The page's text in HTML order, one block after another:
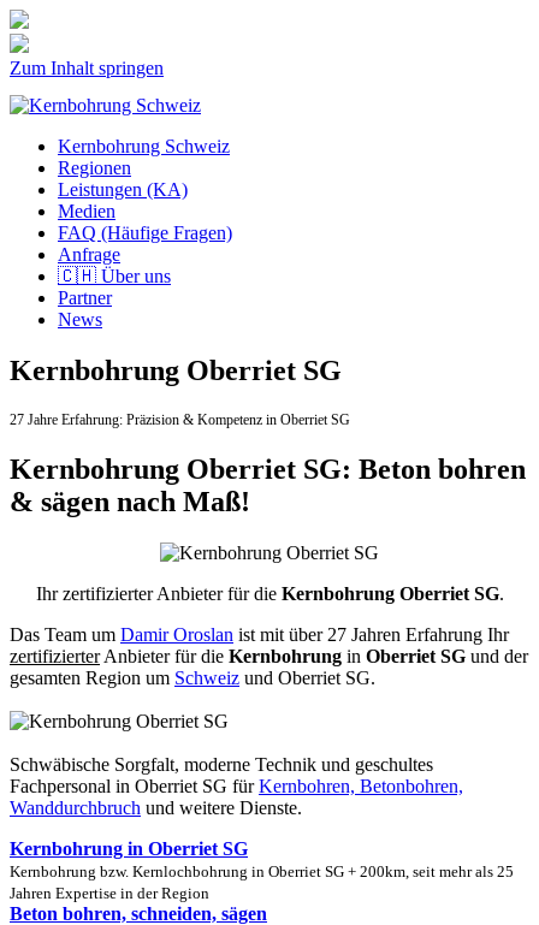
Zum Inhalt springen
Kernbohrung Schweiz
Regionen
Leistungen (KA)
Medien
FAQ (Häufige Fragen)
Anfrage
🇨🇭 Über uns
Partner
News
Kernbohrung Oberriet SG
27 Jahre Erfahrung: Präzision & Kompetenz in Oberriet SG
Kernbohrung Oberriet SG: Beton bohren
& sägen nach Maß!
Ihr zertifizierter Anbieter für die Kernbohrung Oberriet SG.
Das Team um Damir Oroslan ist mit über 27 Jahren Erfahrung Ihr
zertifizierterAnbieter für die Kernbohrung in Oberriet SG und der
gesamten Region um Schweiz und Oberriet SG.
Schwäbische Sorgfalt, moderne Technik und geschultes
Fachpersonal in Oberriet SG fürKernbohren, Betonbohren,
Wanddurchbruch und weitere Dienste.
Kernbohrung in Oberriet SG
Kernbohrung bzw. Kernlochbohrung in Oberriet SG + 200km, seit mehr als 25
Jahren Expertise in der Region
Beton bohren, schneiden, sägen